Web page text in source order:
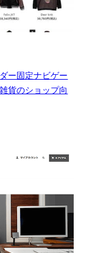
ー固定ナビゲー
貨のショップ向